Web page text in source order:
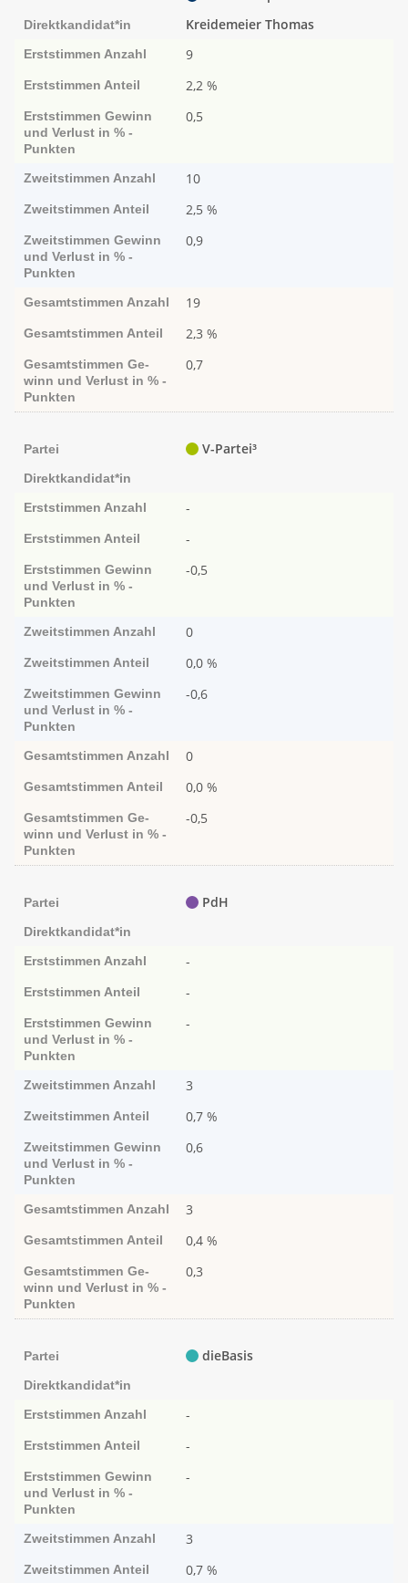
Direktkandidat*in Kreidemeier Thomas
Erststimmen Anzahl 9
Erststimmen Anteil 2,2 %
Erststimmen Ge­­winn
und Ver­­lust in % -
Punk­ten
0,5
Zweitstimmen Anzahl 10
Zweitstimmen Anteil 2,5 %
Zweitstimmen Ge­­winn
und Ver­­lust in % -
Punk­ten
0,9
Gesamtstimmen Anzahl 19
Gesamtstimmen Anteil 2,3 %
Gesamtstimmen Ge­­
winn und Ver­­lust in % -
Punk­ten
0,7
Partei V-Partei³
Direktkandidat*in
Erststimmen Anzahl -
Erststimmen Anteil -
Erststimmen Ge­­winn
und Ver­­lust in % -
Punk­ten
-0,5
Zweitstimmen Anzahl 0
Zweitstimmen Anteil 0,0 %
Zweitstimmen Ge­­winn
und Ver­­lust in % -
Punk­ten
-0,6
Gesamtstimmen Anzahl 0
Gesamtstimmen Anteil 0,0 %
Gesamtstimmen Ge­­
winn und Ver­­lust in % -
Punk­ten
-0,5
Partei PdH
Direktkandidat*in
Erststimmen Anzahl -
Erststimmen Anteil -
Erststimmen Ge­­winn
und Ver­­lust in % -
Punk­ten
-
Zweitstimmen Anzahl 3
Zweitstimmen Anteil 0,7 %
Zweitstimmen Ge­­winn
und Ver­­lust in % -
Punk­ten
0,6
Gesamtstimmen Anzahl 3
Gesamtstimmen Anteil 0,4 %
Gesamtstimmen Ge­­
winn und Ver­­lust in % -
Punk­ten
0,3
Partei dieBasis
Direktkandidat*in
Erststimmen Anzahl -
Erststimmen Anteil -
Erststimmen Ge­­winn
und Ver­­lust in % -
Punk­ten
-
Zweitstimmen Anzahl 3
Zweitstimmen Anteil 0,7 %